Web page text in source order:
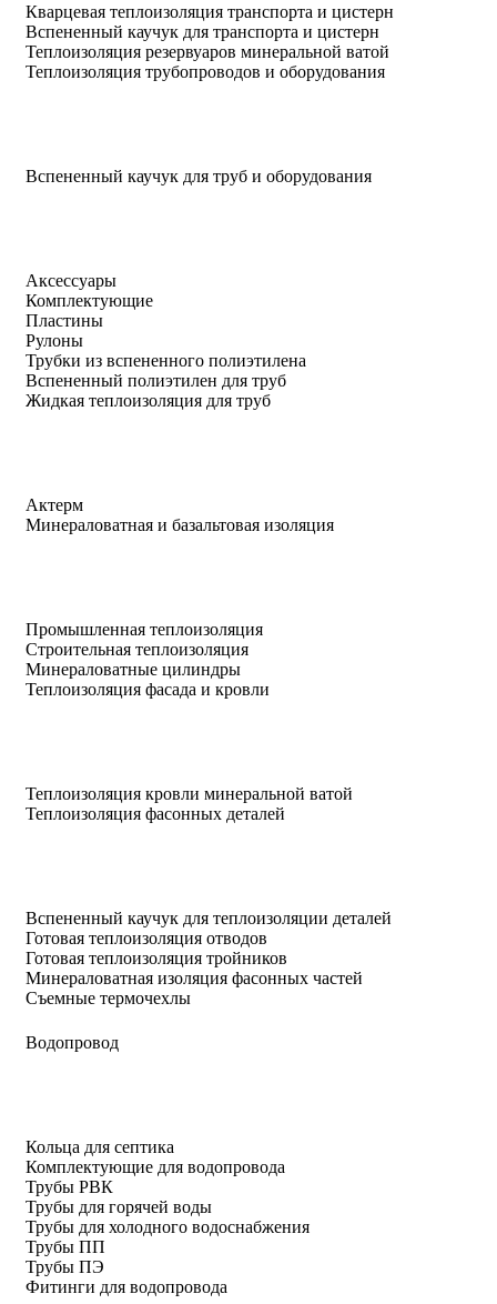
Кварцевая теплоизоляция транспорта и цистерн
Вспененный каучук для транспорта и цистерн
Теплоизоляция резервуаров минеральной ватой
Теплоизоляция трубопроводов и оборудования
Вспененный каучук для труб и оборудования
Аксессуары
Комплектующие
Пластины
Рулоны
Трубки из вспененного полиэтилена
Вспененный полиэтилен для труб
Жидкая теплоизоляция для труб
Актерм
Минераловатная и базальтовая изоляция
Промышленная теплоизоляция
Строительная теплоизоляция
Минераловатные цилиндры
Теплоизоляция фасада и кровли
Теплоизоляция кровли минеральной ватой
Теплоизоляция фасонных деталей
Вспененный каучук для теплоизоляции деталей
Готовая теплоизоляция отводов
Готовая теплоизоляция тройников
Минераловатная изоляция фасонных частей
Съемные термочехлы
Водопровод
Кольца для септика
Комплектующие для водопровода
Трубы РВК
Трубы для горячей воды
Трубы для холодного водоснабжения
Трубы ПП
Трубы ПЭ
Фитинги для водопровода